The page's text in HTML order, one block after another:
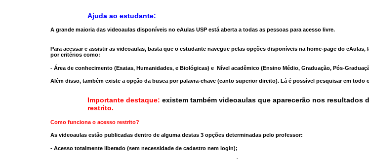
Ajuda ao estudante:
A grande maioria das videoaulas disponíveis no eAulas USP está aberta a todas as pessoas para acesso livre.
Para acessar e assistir as videoaulas, basta que o estudante navegue pelas opções disponíveis na home-page do
por critérios como:
- Área de conhecimento (Exatas, Humanidades, e Biológicas) e Nível acadêmico (Ensino Médio, Graduação, Pós-
Além disso, também existe a opção da busca por palavra-chave (canto superior direito). Lá é possível pesquisar em todo
Importante destaque: existem também videoaulas que aparecerão nos resultados
restrito.
Como funciona o acesso restrito?
As videoaulas estão publicadas dentro de alguma destas 3 opções determinadas pelo professor:
- Acesso totalmente liberado (sem necessidade de cadastro nem login);